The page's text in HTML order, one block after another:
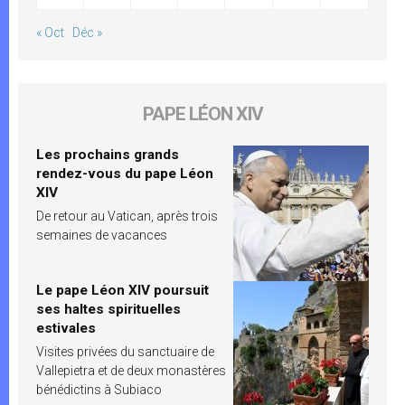
« Oct Déc »
PAPE LÉON XIV
Les prochains grands
rendez-vous du pape Léon
XIV
De retour au Vatican, après trois
semaines de vacances
Le pape Léon XIV poursuit
ses haltes spirituelles
estivales
Visites privées du sanctuaire de
Vallepietra et de deux monastères
bénédictins à Subiaco